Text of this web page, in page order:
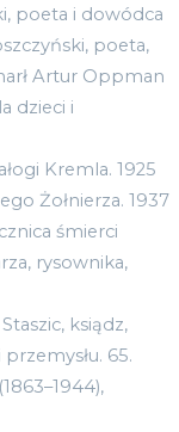
poeta i dowódca
poeta,
Artur Oppman
dzieci i
Kremla. 1925
Żołnierza. 1937
śmierci
rysownika,
ksiądz,
65.